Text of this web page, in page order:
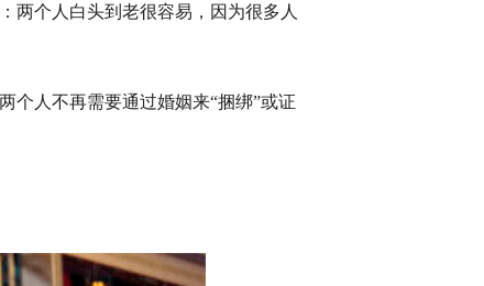
两个人白头到老很容易，因为很多人
个人不再需要通过婚姻来“捆绑”或证